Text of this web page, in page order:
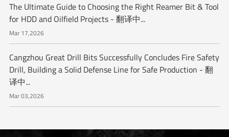
The Ultimate Guide to Choosing the Right Reamer Bit & Tool
for HDD and Oilfield Projects - 翻译中...
Mar 17,2026
Cangzhou Great Drill Bits Successfully Concludes Fire Safety
Drill, Building a Solid Defense Line for Safe Production - 翻
译中...
Mar 03,2026